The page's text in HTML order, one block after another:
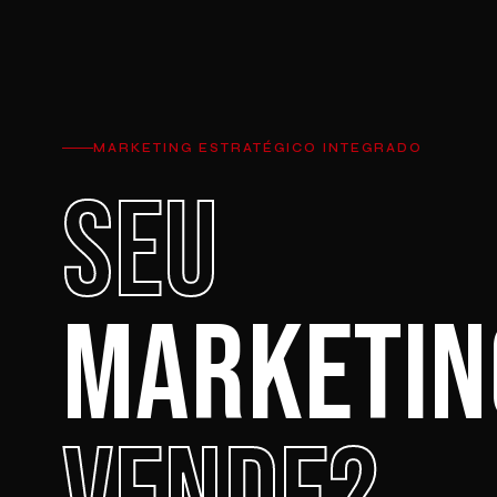
MARKETING ESTRATÉGICO INTEGRADO
SEU